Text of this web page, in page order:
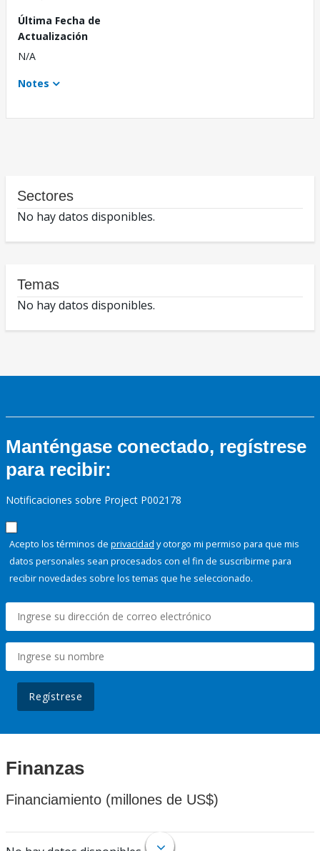
Última Fecha de
Actualización
N/A
Notes
Sectores
No hay datos disponibles.
Temas
No hay datos disponibles.
Manténgase conectado, regístrese
para recibir:
Notificaciones sobre Project P002178
Acepto los términos de privacidad y otorgo mi permiso para que mis
datos personales sean procesados con el fin de suscribirme para
recibir novedades sobre los temas que he seleccionado.
Regístrese
Finanzas
Financiamiento (millones de US$)